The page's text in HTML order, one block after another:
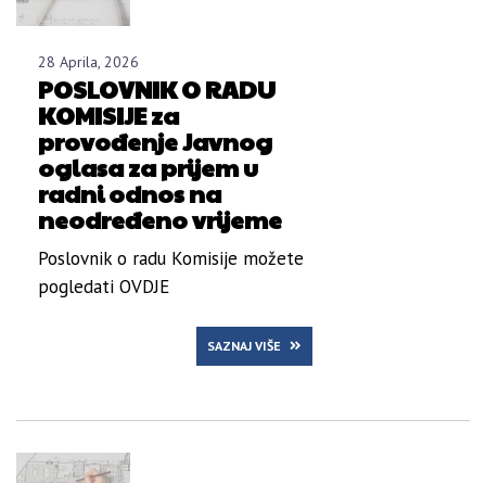
28 Aprila, 2026
POSLOVNIK O RADU
KOMISIJE za
provođenje Javnog
oglasa za prijem u
radni odnos na
neodređeno vrijeme
Poslovnik o radu Komisije možete
pogledati OVDJE
SAZNAJ VIŠE